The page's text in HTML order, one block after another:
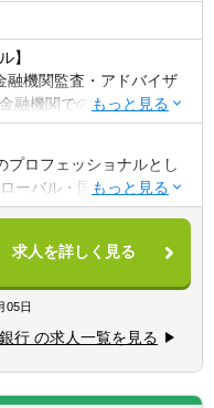
】
融機関監査・アドバイザ
融機関での内部監査経験
務に意欲のある方
）資格を保有または同等
を希望の場合）ビジネス
る方
プロフェッショナルとし
ーバル・国内）を実施
ト及び監査計画の立案
対し、経営戦略や業務
提供
・SOXに係るリスクア
業務
ア等、世界各国の海外拠
求人を詳しく見る
05日
行 の求人一覧を見る